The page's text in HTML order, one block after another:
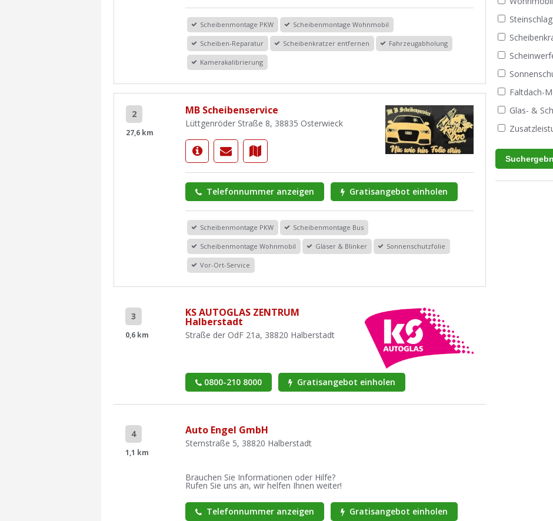
Scheibenmontage PKW Scheibenmontage Wohnmobil
Scheiben-Reparatur Scheibenkratzer entfernen Fahrzeugabholung
Kamerakalibrierung
2
27,6 km
MB Scheibenservice
Lüttgenröder Straße 8, 38835 Osterwieck
Telefonnummer anzeigen Gratisangebot einholen
Scheibenmontage PKW Scheibenmontage Bus
Scheibenmontage Wohnmobil Gläser & Blinker Sonnenschutzfolie
Vor-Ort-Service
3
0,6 km
KS AUTOGLAS ZENTRUM
Halberstadt
Straße der OdF 21a, 38820 Halberstadt
0800-210 8000 Gratisangebot einholen
4
1,1 km
Auto Engel GmbH
Sternstraße 5, 38820 Halberstadt
Brauchen Sie Informationen oder Hilfe?
Rufen Sie uns an, wir helfen Ihnen weiter!
Telefonnummer anzeigen Gratisangebot einholen
Steinschlag
Faltdach-
Glas- &